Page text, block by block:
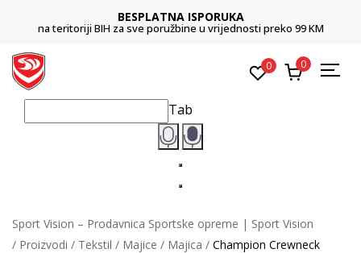
BESPLATNA ISPORUKA
na teritoriji BIH za sve poružbine u vrijednosti preko 99 KM
0 0
Tab
Sport Vision – Prodavnica Sportske opreme | Sport Vision
Proizvodi
Tekstil Majice Majica Champion Crewneck